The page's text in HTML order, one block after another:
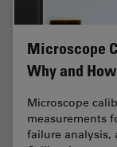
Microscope
Why and
Microscope
measurements
failure analysis,